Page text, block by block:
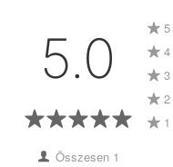
5.0
Összesen 1
5
4
3
2
1